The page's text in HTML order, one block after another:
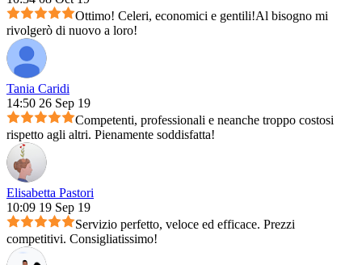
Ottimo! Celeri, economici e gentili!Al bisogno mi
rivolgerò di nuovo a loro!
Tania Caridi
14:50 26 Sep 19
Competenti, professionali e neanche troppo costosi
rispetto agli altri. Pienamente soddisfatta!
Elisabetta Pastori
10:09 19 Sep 19
Servizio perfetto, veloce ed efficace. Prezzi
competitivi. Consigliatissimo!